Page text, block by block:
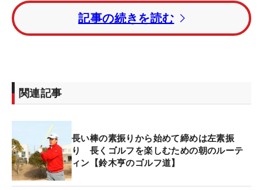
■ヘッドの後ろにボールを置いて始動してチェック
レギュラーツアー時代は最終日に爆発的なスコアを
は今でも健在。距離感や方向性を含めて、アイアン
ショットの正確性をアップしたいと考えるアベレー
はツアープロも同じということで、鈴木にその秘訣
を聞いてみた。
「大切なのは、テークバックです。アベレージゴル
記事の続きを読む
関連記事
長い棒の素振りから始めて締めは左素振
り 長くゴルフを楽しむための朝のルーテ
ィン【鈴木亨のゴルフ道】